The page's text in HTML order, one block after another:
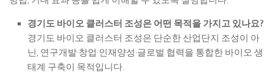
경기도 바이오 클러스터 조성은 어떤 목적을 가지고 있나요?
경기도 바이오 클러스터 조성은 단순한 산업단지 조성이 아
닌, 연구개발·창업·인재양성·글로벌 협력을 통합한 바이오 생
태계 구축이 목적입니다.